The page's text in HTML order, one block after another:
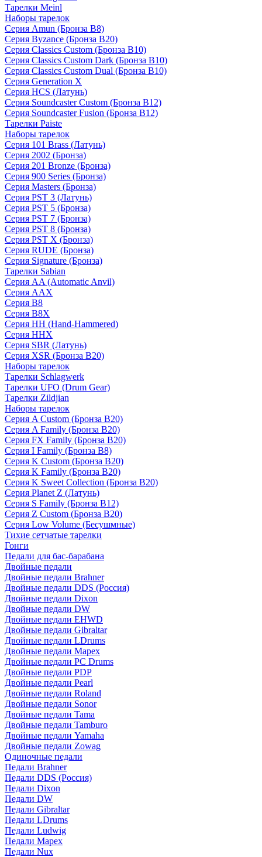
Тарелки Meinl
Наборы тарелок
Серия Amun (Бронза B8)
Серия Byzance (Бронза B20)
Серия Classics Custom (Бронза B10)
Серия Classics Custom Dark (Бронза B10)
Серия Classics Custom Dual (Бронза B10)
Серия Generation X
Серия HCS (Латунь)
Серия Soundcaster Custom (Бронза B12)
Серия Soundcaster Fusion (Бронза B12)
Тарелки Paiste
Наборы тарелок
Серия 101 Brass (Латунь)
Серия 2002 (Бронза)
Серия 201 Bronze (Бронза)
Серия 900 Series (Бронза)
Серия Masters (Бронза)
Серия PST 3 (Латунь)
Серия PST 5 (Бронза)
Серия PST 7 (Бронза)
Серия PST 8 (Бронза)
Серия PST X (Бронза)
Серия RUDE (Бронза)
Серия Signature (Бронза)
Тарелки Sabian
Серия AA (Automatic Anvil)
Серия AAX
Серия B8
Серия B8X
Серия HH (Hand-Hammered)
Серия HHX
Серия SBR (Латунь)
Серия XSR (Бронза B20)
Наборы тарелок
Тарелки Schlagwerk
Тарелки UFO (Drum Gear)
Тарелки Zildjian
Наборы тарелок
Серия A Custom (Бронза B20)
Серия A Family (Бронза B20)
Серия FX Family (Бронза B20)
Серия I Family (Бронза B8)
Серия K Custom (Бронза B20)
Серия K Family (Бронза B20)
Серия K Sweet Collection (Бронза B20)
Серия Planet Z (Латунь)
Серия S Family (Бронза B12)
Серия Z Custom (Бронза B20)
Серия Low Volume (Бесушмные)
Тихие сетчатые тарелки
Гонги
Педали для бас-барабана
Двойные педали
Двойные педали Brahner
Двойные педали DDS (Россия)
Двойные педали Dixon
Двойные педали DW
Двойные педали EHWD
Двойные педали Gibraltar
Двойные педали LDrums
Двойные педали Mapex
Двойные педали PC Drums
Двойные педали PDP
Двойные педали Pearl
Двойные педали Roland
Двойные педали Sonor
Двойные педали Tama
Двойные педали Tamburo
Двойные педали Yamaha
Двойные педали Zowag
Одиночные педали
Педали Brahner
Педали DDS (Россия)
Педали Dixon
Педали DW
Педали Gibraltar
Педали LDrums
Педали Ludwig
Педали Mapex
Педали Nux